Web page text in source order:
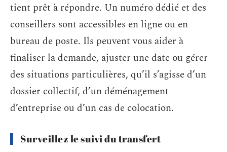
tient prêt à répondre. Un numéro dédié et des
conseillers sont accessibles en ligne ou en
bureau de poste. Ils peuvent vous aider à
finaliser la demande, ajuster une date ou gérer
des situations particulières, qu’il s’agisse d’un
dossier collectif, d’un déménagement
d’entreprise ou d’un cas de colocation.
Surveillez le suivi du transfert